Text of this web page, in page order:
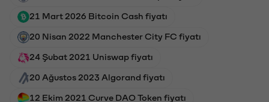
21 Mart 2026 Bitcoin Cash fiyatı
20 Nisan 2022 Manchester City FC fiyatı
24 Şubat 2021 Uniswap fiyatı
20 Ağustos 2023 Algorand fiyatı
12 Ekim 2021 Curve DAO Token fiyatı